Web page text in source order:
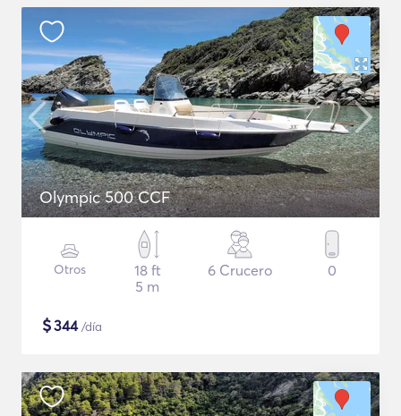
Olympic 500 CCF
Otros
18 ft
5 m
6 Crucero 0
$344/día